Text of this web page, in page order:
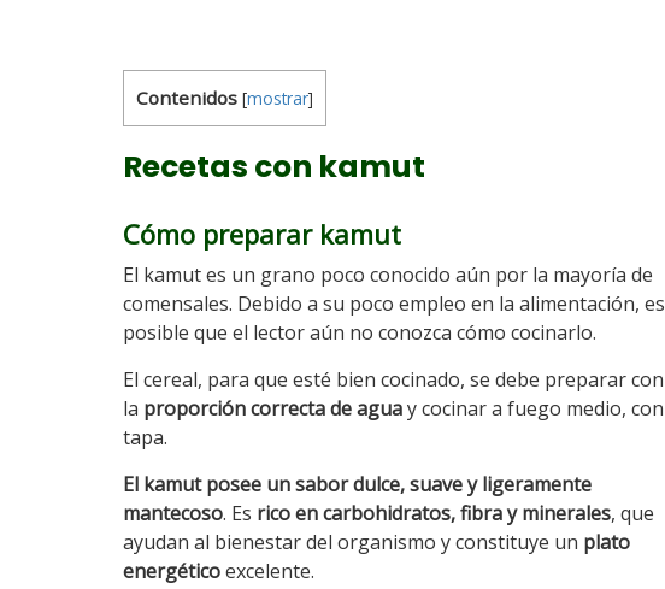
Contenidos [mostrar]
Recetas con kamut
Cómo preparar kamut
El kamut es un grano poco conocido aún por la mayoría de
comensales. Debido a su poco empleo en la alimentación, es
posible que el lector aún no conozca cómo cocinarlo.
El cereal, para que esté bien cocinado, se debe preparar con
la proporción correcta de aguay cocinar a fuego medio, con
tapa.
El kamut posee un sabor dulce, suave y ligeramente
mantecoso. Es rico en carbohidratos, fibra y minerales, que
ayudan al bienestar del organismo y constituye un plato
energéticoexcelente.